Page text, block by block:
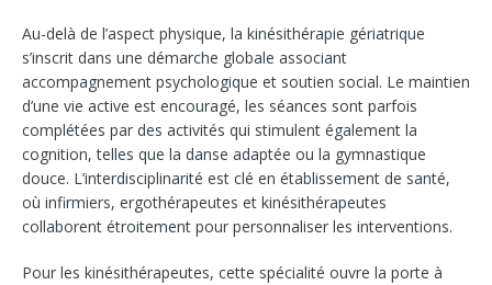
Au-delà de l’aspect physique, la kinésithérapie gériatrique
s’inscrit dans une démarche globale associant
accompagnement psychologique et soutien social. Le maintien
d’une vie active est encouragé, les séances sont parfois
complétées par des activités qui stimulent également la
cognition, telles que la danse adaptée ou la gymnastique
douce. L’interdisciplinarité est clé en établissement de santé,
où infirmiers, ergothérapeutes et kinésithérapeutes
collaborent étroitement pour personnaliser les interventions.
Pour les kinésithérapeutes, cette spécialité ouvre la porte à